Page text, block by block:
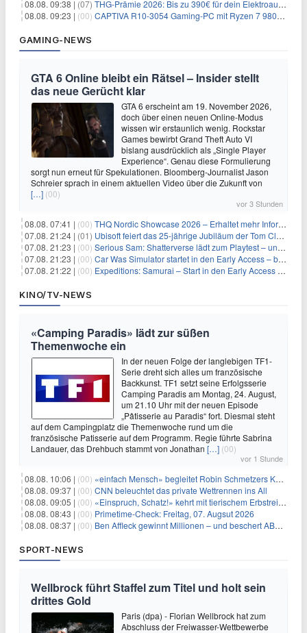
08.08. 09:38 | (07) THG-Prämie 2026: Bis zu 390€ für dein Elektroauto mit geld-fuer-eAuto.de
08.08. 09:23 | (00) CAPTIVA R10-3054 Gaming-PC mit Ryzen 7 9800X3D und RTX 5080 für 2.599€
GAMING-NEWS
GTA 6 Online bleibt ein Rätsel – Insider stellt
das neue Gerücht klar
GTA 6 erscheint am 19. November 2026,
doch über einen neuen Online-Modus
wissen wir erstaunlich wenig. Rockstar
Games bewirbt Grand Theft Auto VI
bislang ausdrücklich als „Single Player
Experience“. Genau diese Formulierung
sorgt nun erneut für Spekulationen. Bloomberg-Journalist Jason
Schreier sprach in einem aktuellen Video über die Zukunft von
[…] (00)
vor 3 Stunden
08.08. 07:41 | (00) THQ Nordic Showcase 2026 – Erhaltet mehr Informationen
07.08. 21:24 | (01) Ubisoft feiert das 25-jährige Jubiläum der Tom Clancy’s Ghost Recon-Reihe
07.08. 21:23 | (00) Serious Sam: Shatterverse lädt zum Playtest – und erscheint schon bald!
07.08. 21:23 | (00) Car Was Simulator startet in den Early Access – bald gehts los!
07.08. 21:22 | (00) Expeditions: Samurai – Start in den Early Access ab heute im feudalen Japan
KINO/TV-NEWS
«Camping Paradis» lädt zur süßen
Themenwoche ein
In der neuen Folge der langlebigen TF1-
Serie dreht sich alles um französische
Backkunst. TF1 setzt seine Erfolgsserie
Camping Paradis am Montag, 24. August,
um 21.10 Uhr mit der neuen Episode
„Pâtisserie au Paradis“ fort. Diesmal steht
auf dem Campingplatz die Themenwoche rund um die
französische Patisserie auf dem Programm. Regie führte Sabrina
Landauer, das Drehbuch stammt von Jonathan […] (00)
vor 1 Stunde
08.08. 10:06 | (00) «einfach Mensch» begleitet Robin Schmetzers Kampf gegen eine seltene Krankheit
08.08. 09:37 | (00) CNN beleuchtet das private Wettrennen ins All
08.08. 09:05 | (00) «Einspruch, Schatz!» kehrt mit tierischem Erbstreit zurück
08.08. 08:43 | (00) Primetime-Check: Freitag, 07. Augsut 2026
08.08. 08:37 | (00) Ben Affleck gewinnt Millionen – und beschert ABC Top-Quoten
SPORT-NEWS
Wellbrock führt Staffel zum Titel und holt sein
drittes Gold
Paris (dpa) - Florian Wellbrock hat zum
Abschluss der Freiwasser-Wettbewerbe